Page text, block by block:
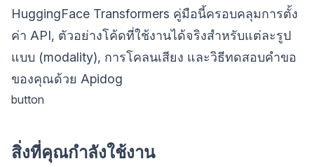
HuggingFace Transformers คู่มือนี้ครอบคลุมการตั้ง
ค่า API, ตัวอย่างโค้ดที่ใช้งานได้จริงสำหรับแต่ละรูป
แบบ (modality), การโคลนเสียง และวิธีทดสอบคำขอ
ของคุณด้วย Apidog
button
สิ่งที่คุณกำลังใช้งาน